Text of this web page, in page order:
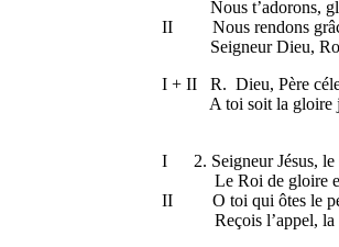
Nous t’adorons,
II Nous rendons
Seigneur Dieu, Roi
I + II R. Dieu, Père
A toi soit la gloire
I 2. Seigneur
Le Roi de gloire et
II O toi qui
Reçois l’appel, la